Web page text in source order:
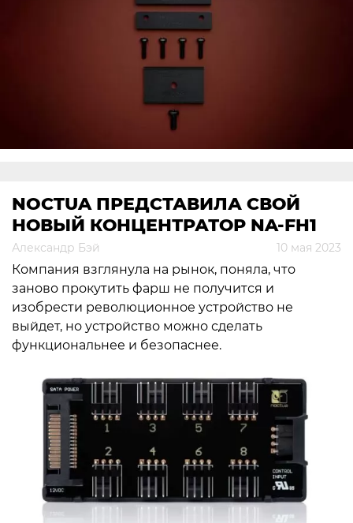
NOCTUA ПРЕДСТАВИЛА СВОЙ
НОВЫЙ КОНЦЕНТРАТОР NA-FH1
Александр Бэй 10 мая 2023
Компания взглянула на рынок, поняла, что
заново прокутить фарш не получится и
изобрести революционное устройство не
выйдет, но устройство можно сделать
функциональнее и безопаснее.